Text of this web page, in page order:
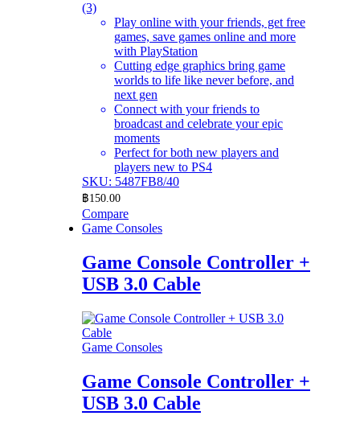
(3)
Play online with your friends, get free
games, save games online and more
with PlayStation
Cutting edge graphics bring game
worlds to life like never before, and
next gen
Connect with your friends to
broadcast and celebrate your epic
moments
Perfect for both new players and
players new to PS4
SKU: 5487FB8/40
฿150.00
Compare
Game Consoles
Game Console Controller +
USB 3.0 Cable
Game Consoles
Game Console Controller +
USB 3.0 Cable